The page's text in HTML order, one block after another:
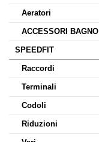
Aeratori
ACCESSORI BAGNO
SPEEDFIT
Raccordi
Terminali
Codoli
Riduzioni